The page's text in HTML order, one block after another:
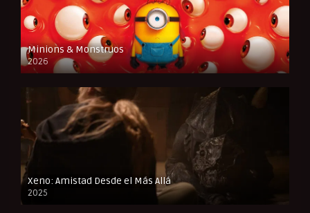
Minions & Monstruos
2026
CAM
Xeno: Amistad Desde el Más Allá
2025
FULL HD